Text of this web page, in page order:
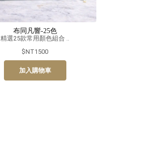
布同凡響-25色
精選25款常用顏色組合 ..
$NT1500
加入購物車